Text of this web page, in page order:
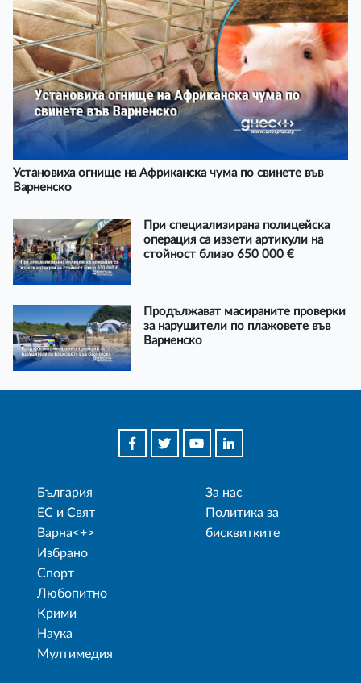
Установиха огнище на Африканска чума по свинете във
Варненско
При специализирана полицейска
операция са иззети артикули на
стойност близо 650 000 €
Продължават масираните проверки
за нарушители по плажовете във
Варненско
България
ЕС и Свят
Варна<+>
Избрано
Спорт
Любопитно
Крими
Наука
Мултимедия
За нас
Политика за
бисквитките